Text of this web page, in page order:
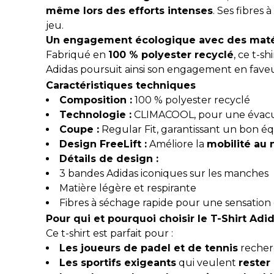
même lors des efforts intenses. Ses fibres
jeu.
Un engagement écologique avec des
Fabriqué en 100 % polyester recyclé, ce t-
Adidas poursuit ainsi son engagement en
Caractéristiques techniques
Composition : 100 % polyester recyclé
Technologie : CLIMACOOL, pour une
Coupe : Regular Fit, garantissant un bon
Design FreeLift : Améliore la mobilité au
Détails de design :
3 bandes Adidas iconiques sur les manches
Matière légère et respirante
Fibres à séchage rapide pour une
Pour qui et pourquoi choisir le T-Shirt
Ce t-shirt est parfait pour :
Les joueurs de padel et de tennis
Les sportifs exigeants qui veulent rester